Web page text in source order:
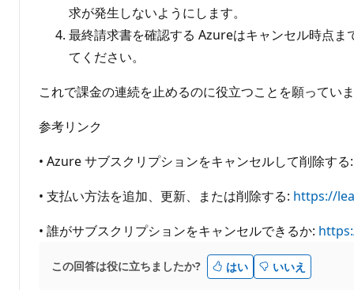
求が発生しないようにします。
最終請求書を確認する Azureはキャンセル時点
てください。
これで課金の連続を止めるのに役立つことを願ってい
参考リンク
• Azure サブスクリプションをキャンセルして削除す
• 支払い方法を追加、更新、または削除する: https://
• 誰がサブスクリプションをキャンセルできるか:
この回答は役に立ちましたか? はい いいえ